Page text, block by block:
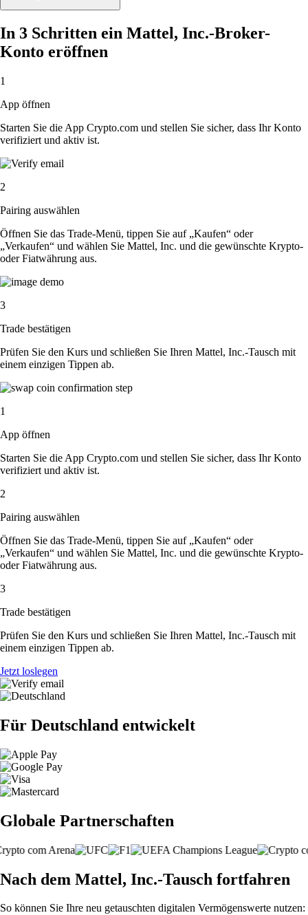
In 3 Schritten ein Mattel, Inc.-Broker-
Konto eröffnen
1
App öffnen
Starten Sie die App Crypto.com und stellen Sie sicher, dass Ihr Konto
verifiziert und aktiv ist.
2
Pairing auswählen
Öffnen Sie das Trade-Menü, tippen Sie auf „Kaufen“ oder
„Verkaufen“ und wählen Sie Mattel, Inc. und die gewünschte Krypto-
oder Fiatwährung aus.
3
Trade bestätigen
Prüfen Sie den Kurs und schließen Sie Ihren Mattel, Inc.-Tausch mit
einem einzigen Tippen ab.
1
App öffnen
Starten Sie die App Crypto.com und stellen Sie sicher, dass Ihr Konto
verifiziert und aktiv ist.
2
Pairing auswählen
Öffnen Sie das Trade-Menü, tippen Sie auf „Kaufen“ oder
„Verkaufen“ und wählen Sie Mattel, Inc. und die gewünschte Krypto-
oder Fiatwährung aus.
3
Trade bestätigen
Prüfen Sie den Kurs und schließen Sie Ihren Mattel, Inc.-Tausch mit
einem einzigen Tippen ab.
Jetzt loslegen
Für Deutschland entwickelt
Globale Partnerschaften
Nach dem Mattel, Inc.-Tausch fortfahren
So können Sie Ihre neu getauschten digitalen Vermögenswerte nutzen: